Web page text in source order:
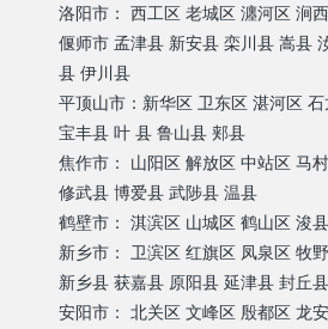
洛阳市： 西工区 老城区 瀍河区 涧
偃师市 孟津县 新安县 栾川县 嵩县
县 伊川县
平顶山市：新华区 卫东区 湛河区
宝丰县 叶 县 鲁山县 郏县
焦作市： 山阳区 解放区 中站区 马
修武县 博爱县 武陟县 温县
鹤壁市： 淇滨区 山城区 鹤山区 浚
新乡市： 卫滨区 红旗区 凤泉区 牧
新乡县 获嘉县 原阳县 延津县 封丘
安阳市： 北关区 文峰区 殷都区 龙